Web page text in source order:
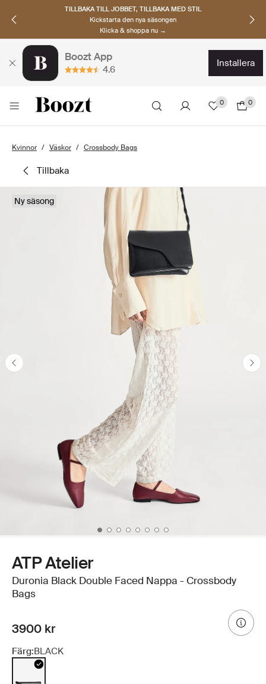
TILLBAKA TILL JOBBET, TILLBAKA MED STIL
Kickstarta den nya säsongen
Klicka & shoppa nu →
Boozt App
4.6
installera
0 0
Kvinnor Väskor Crossbody Bags
tillbaka
Ny säsong
ATP Atelier
Duronia Black Double Faced Nappa - Crossbody
Bags
3900 kr
Färg:BLACK